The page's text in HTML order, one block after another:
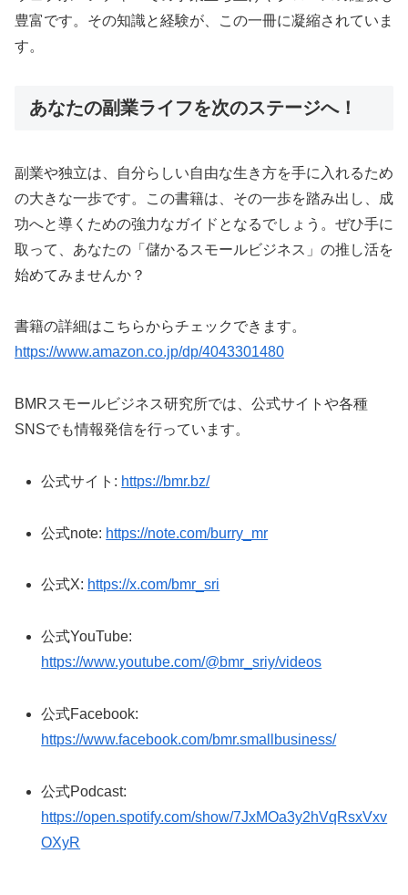
豊富です。その知識と経験が、この一冊に凝縮されていま
す。
あなたの副業ライフを次のステージへ！
副業や独立は、自分らしい自由な生き方を手に入れるため
の大きな一歩です。この書籍は、その一歩を踏み出し、成
功へと導くための強力なガイドとなるでしょう。ぜひ手に
取って、あなたの「儲かるスモールビジネス」の推し活を
始めてみませんか？
書籍の詳細はこちらからチェックできます。
https://www.amazon.co.jp/dp/4043301480
BMRスモールビジネス研究所では、公式サイトや各種
SNSでも情報発信を行っています。
公式サイト: https://bmr.bz/
公式note: https://note.com/burry_mr
公式X: https://x.com/bmr_sri
公式YouTube:
https://www.youtube.com/@bmr_sriy/videos
公式Facebook:
https://www.facebook.com/bmr.smallbusiness/
公式Podcast:
https://open.spotify.com/show/7JxMOa3y2hVqRsxVxv
OXyR